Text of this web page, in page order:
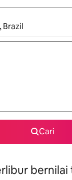
tersedia,
Cari